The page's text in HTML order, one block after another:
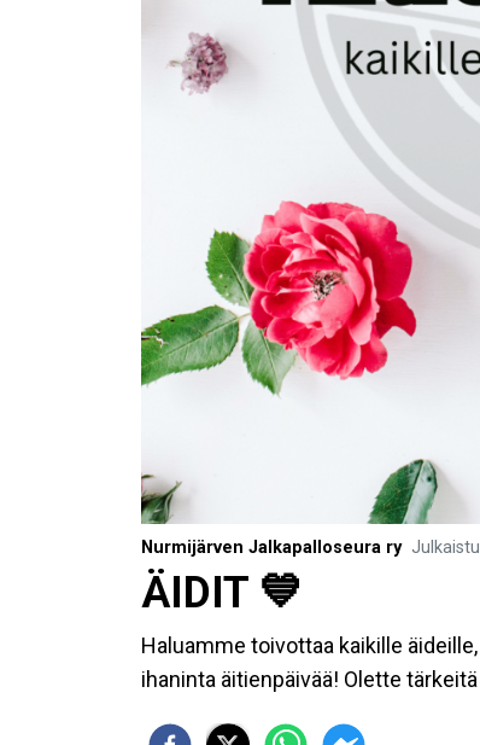
Nurmijärven Jalkapalloseura ry Julkaistu
ÄIDIT 💙
Haluamme toivottaa kaikille
ihaninta äitienpäivää! Olette